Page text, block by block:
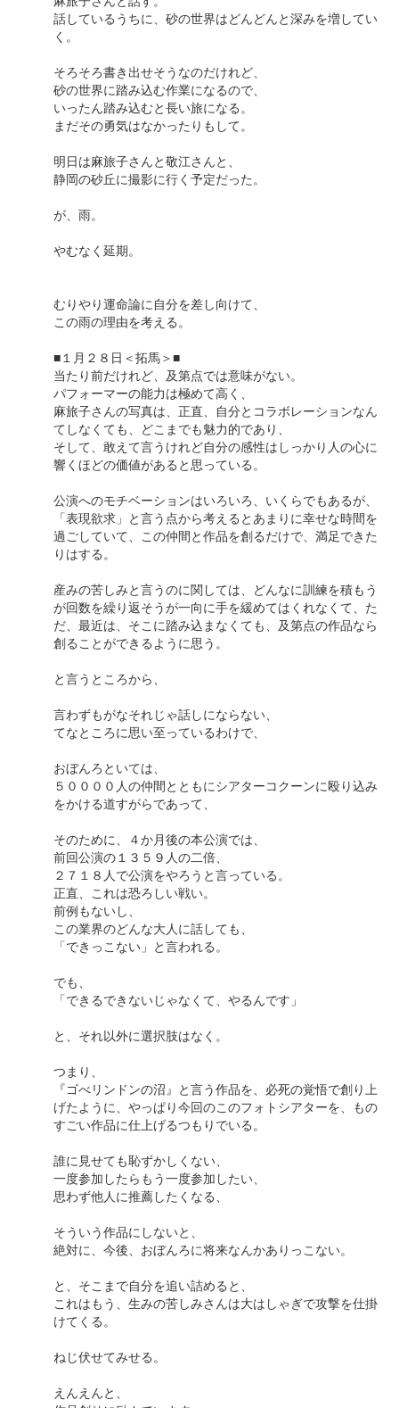
話しているうちに、砂の世界はどんどんと深みを増してい
く。
そろそろ書き出せそうなのだけれど、
砂の世界に踏み込む作業になるので、
いったん踏み込むと長い旅になる。
まだその勇気はなかったりもして。
明日は麻旅子さんと敬江さんと、
静岡の砂丘に撮影に行く予定だった。
が、雨。
やむなく延期。
むりやり運命論に自分を差し向けて、
この雨の理由を考える。
■１月２８日＜拓馬＞■
当たり前だけれど、及第点では意味がない。
パフォーマーの能力は極めて高く、
麻旅子さんの写真は、正直、自分とコラボレーションなん
てしなくても、どこまでも魅力的であり、
そして、敢えて言うけれど自分の感性はしっかり人の心に
響くほどの価値があると思っている。
公演へのモチベーションはいろいろ、いくらでもあるが、
「表現欲求」と言う点から考えるとあまりに幸せな時間を
過ごしていて、この仲間と作品を創るだけで、満足できた
りはする。
産みの苦しみと言うのに関しては、どんなに訓練を積もう
が回数を繰り返そうが一向に手を緩めてはくれなくて、た
だ、最近は、そこに踏み込まなくても、及第点の作品なら
創ることができるように思う。
と言うところから、
言わずもがなそれじゃ話しにならない、
てなところに思い至っているわけで、
おぼんろといては、
５００００人の仲間とともにシアターコクーンに殴り込み
をかける道すがらであって、
そのために、４か月後の本公演では、
前回公演の１３５９人の二倍、
２７１８人で公演をやろうと言っている。
正直、これは恐ろしい戦い。
前例もないし、
この業界のどんな大人に話しても、
「できっこない」と言われる。
でも、
「できるできないじゃなくて、やるんです」
と、それ以外に選択肢はなく。
つまり、
『ゴべリンドンの沼』と言う作品を、必死の覚悟で創り上
げたように、やっぱり今回のこのフォトシアターを、もの
すごい作品に仕上げるつもりでいる。
誰に見せても恥ずかしくない、
一度参加したらもう一度参加したい、
思わず他人に推薦したくなる、
そういう作品にしないと、
絶対に、今後、おぼんろに将来なんかありっこない。
と、そこまで自分を追い詰めると、
これはもう、生みの苦しみさんは大はしゃぎで攻撃を仕掛
けてくる。
ねじ伏せてみせる。
えんえんと、